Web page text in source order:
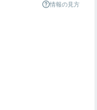
情報の見方